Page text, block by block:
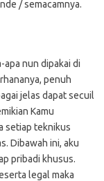
/ semacamnya.
nun dipakai di
penuh
jelas dapat secuil
Kamu
setiap teknikus
Dibawah ini, aku
pribadi khusus.
legal maka